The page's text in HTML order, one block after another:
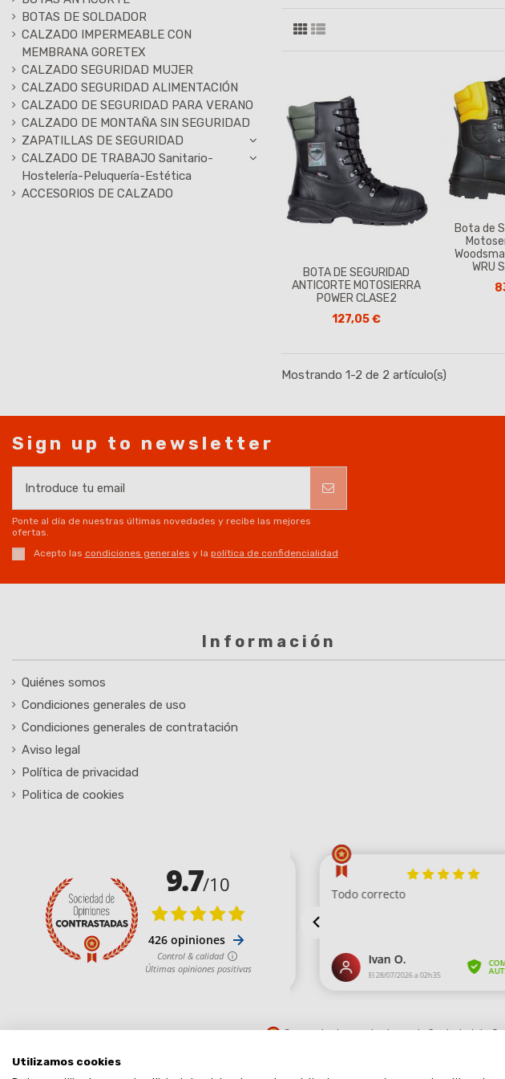
BOTA DE SEGURIDAD
ANTICORTE MOTOSIERRA
POWER CLASE2
127,05 €
Bota de
WRU
Mostrando 1-2 de 2 artículo(s)
BOTAS DE SOLDADOR
CALZADO IMPERMEABLE CON
MEMBRANA GORETEX
CALZADO SEGURIDAD MUJER
CALZADO SEGURIDAD ALIMENTACIÓN
CALZADO DE SEGURIDAD PARA VERANO
CALZADO DE MONTAÑA SIN SEGURIDAD
ZAPATILLAS DE SEGURIDAD
CALZADO DE TRABAJO Sanitario-
Hostelería-Peluquería-Estética
ACCESORIOS DE CALZADO
Sign up to newsletter
Ponte al día de nuestras últimas novedades y recibe las mejores
ofertas.
Acepto las condiciones generales y la política de confidencialidad
Información
Quiénes somos
Condiciones generales de uso
Condiciones generales de contratación
Aviso legal
Política de privacidad
Politica de cookies
Comerciante aprobado por la Sociedad de
Utilizamos cookies